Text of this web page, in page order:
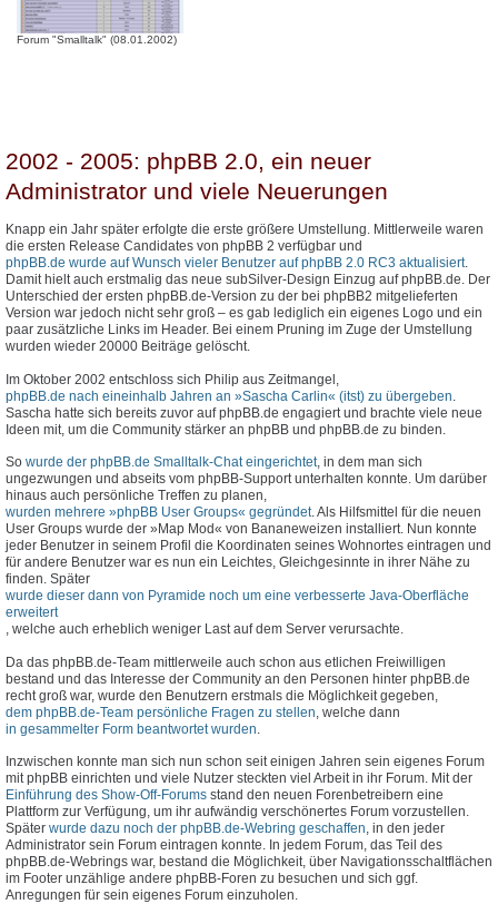
Forum "Smalltalk" (08.01.2002)
2002 - 2005: phpBB 2.0, ein neuer
Administrator und viele Neuerungen
Knapp ein Jahr später erfolgte die erste größere Umstellung. Mittlerweile waren
die ersten Release Candidates von phpBB 2 verfügbar und
phpBB.de wurde auf Wunsch vieler Benutzer auf phpBB 2.0 RC3 aktualisiert.
Damit hielt auch erstmalig das neue subSilver-Design Einzug auf phpBB.de. Der
Unterschied der ersten phpBB.de-Version zu der bei phpBB2 mitgelieferten
Version war jedoch nicht sehr groß – es gab lediglich ein eigenes Logo und ein
paar zusätzliche Links im Header. Bei einem Pruning im Zuge der Umstellung
wurden wieder 20000 Beiträge gelöscht.
Im Oktober 2002 entschloss sich Philip aus Zeitmangel,
phpBB.de nach eineinhalb Jahren an »Sascha Carlin« (itst) zu übergeben
Sascha hatte sich bereits zuvor auf phpBB.de engagiert und brachte viele neue
Ideen mit, um die Community stärker an phpBB und phpBB.de zu binden.
So wurde der phpBB.de Smalltalk-Chat eingerichtet, in dem man sich
ungezwungen und abseits vom phpBB-Support unterhalten konnte. Um darüber
hinaus auch persönliche Treffen zu planen,
wurden mehrere »phpBB User Groups« gegründet. Als Hilfsmittel für die neuen
User Groups wurde der »Map Mod« von Bananeweizen installiert. Nun konnte
jeder Benutzer in seinem Profil die Koordinaten seines Wohnortes eintragen und
für andere Benutzer war es nun ein Leichtes, Gleichgesinnte in ihrer Nähe zu
finden. Später
wurde dieser dann von Pyramide noch um eine verbesserte Java-Oberfläche
erweitert
, welche auch erheblich weniger Last auf dem Server verursachte.
Da das phpBB.de-Team mittlerweile auch schon aus etlichen Freiwilligen
bestand und das Interesse der Community an den Personen hinter phpBB.de
recht groß war, wurde den Benutzern erstmals die Möglichkeit gegeben,
dem phpBB.de-Team persönliche Fragen zu stellen , welche dann
in gesammelter Form beantwortet wurden
Inzwischen konnte man sich nun schon seit einigen Jahren sein eigenes Forum
mit phpBB einrichten und viele Nutzer steckten viel Arbeit in ihr Forum. Mit der
Einführung des Show-Off-Forums stand den neuen Forenbetreibern eine
Plattform zur Verfügung, um ihr aufwändig verschönertes Forum vorzustellen.
Später wurde dazu noch der phpBB.de-Webring geschaffen, in den jeder
Administrator sein Forum eintragen konnte. In jedem Forum, das Teil des
phpBB.de-Webrings war, bestand die Möglichkeit, über Navigationsschaltflächen
im Footer unzählige andere phpBB-Foren zu besuchen und sich ggf.
Anregungen für sein eigenes Forum einzuholen.